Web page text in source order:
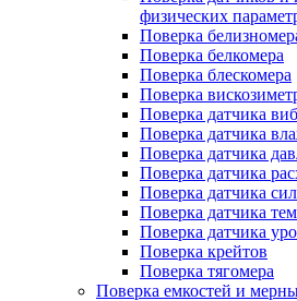
физических
Поверка
Поверка белкомера
Поверка блескомера
Поверка
Поверка датчика
Поверка датчика
Поверка датчика
Поверка датчика
Поверка датчика
Поверка датчика
Поверка датчика
Поверка крейтов
Поверка тягомера
Поверка емкостей и